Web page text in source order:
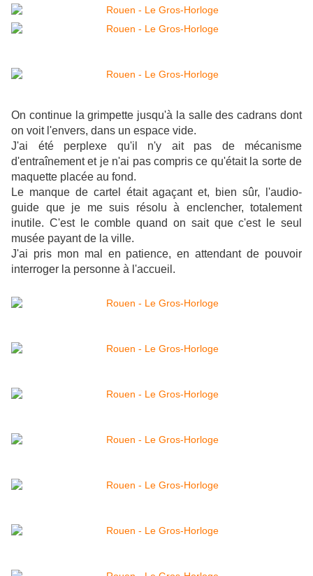
On continue la grimpette jusqu'à la salle des cadrans dont
on voit l'envers, dans un espace vide.
J'ai été perplexe qu'il n'y ait pas de mécanisme
d'entraînement et je n'ai pas compris ce qu'était la sorte de
maquette placée au fond.
Le manque de cartel était agaçant et, bien sûr, l'audio-
guide que je me suis résolu à enclencher, totalement
inutile. C'est le comble quand on sait que c'est le seul
musée payant de la ville.
J'ai pris mon mal en patience, en attendant de pouvoir
interroger la personne à l'accueil.